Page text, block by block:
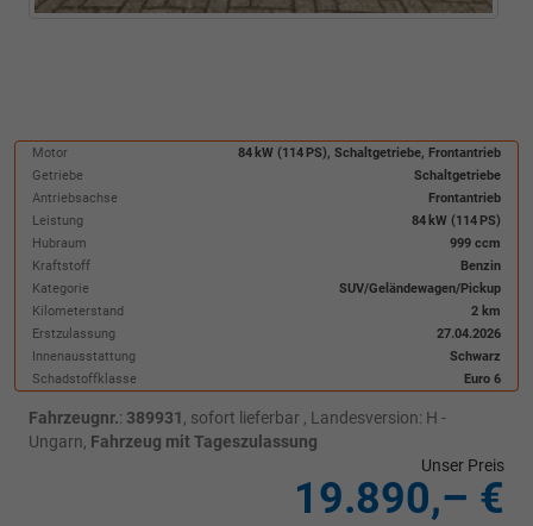
Motor
84 kW (114 PS), Schaltgetriebe, Frontantrieb
Getriebe
Schaltgetriebe
Antriebsachse
Frontantrieb
Leistung
84 kW (114 PS)
Hubraum
999 ccm
Kraftstoff
Benzin
Kategorie
SUV/Geländewagen/Pickup
Kilometerstand
2 km
Erstzulassung
27.04.2026
Innenausstattung
Schwarz
Schadstoffklasse
Euro 6
Fahrzeugnr.: 389931, sofort lieferbar , Landesversion: H -
Ungarn, Fahrzeug mit Tageszulassung
Unser Preis
19.890,– €